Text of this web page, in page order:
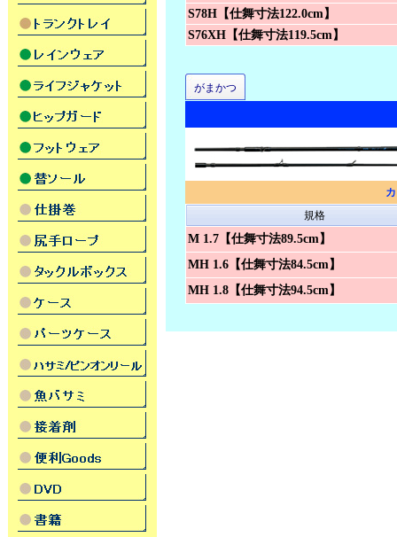
S78H【仕舞寸法122.0cm】
S76XH【仕舞寸法119.5cm】
がまかつ
規格
M 1.7【仕舞寸法89.5cm】
MH 1.6【仕舞寸法84.5cm】
MH 1.8【仕舞寸法94.5cm】